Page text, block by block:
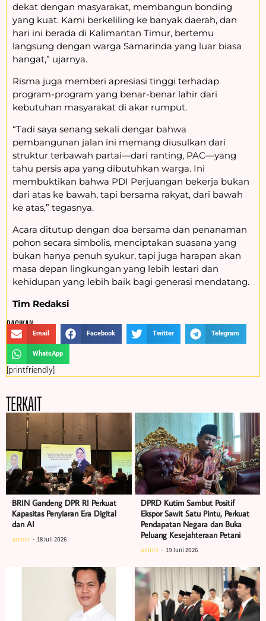
dekat dengan masyarakat, membangun bonding
yang kuat. Kami berkeliling ke banyak daerah, dan
hari ini berada di Kalimantan Timur, bertemu
langsung dengan warga Samarinda yang luar biasa
hangat,” ujarnya.
Risma juga memberi apresiasi tinggi terhadap
program-program yang benar-benar lahir dari
kebutuhan masyarakat di akar rumput.
“Tadi saya senang sekali dengar bahwa
pembangunan jalan ini memang diusulkan dari
struktur terbawah partai—dari ranting, PAC—yang
tahu persis apa yang dibutuhkan warga. Ini
membuktikan bahwa PDI Perjuangan bekerja bukan
dari atas ke bawah, tapi bersama rakyat, dari bawah
ke atas,” tegasnya.
Acara ditutup dengan doa bersama dan penanaman
pohon secara simbolis, menciptakan suasana yang
bukan hanya penuh syukur, tapi juga harapan akan
masa depan lingkungan yang lebih lestari dan
kehidupan yang lebih baik bagi generasi mendatang.
Tim Redaksi
BAGIKAN :
Email Facebook Twitter Telegram
WhatsApp
[printfriendly]
TERKAIT
BRIN Gandeng DPR RI Perkuat
Kapasitas Penyiaran Era Digital
dan AI
admin 18 Juli 2026
DPRD Kutim Sambut Positif
Ekspor Sawit Satu Pintu, Perkuat
Pendapatan Negara dan Buka
Peluang Kesejahteraan Petani
admin 19 Juni 2026